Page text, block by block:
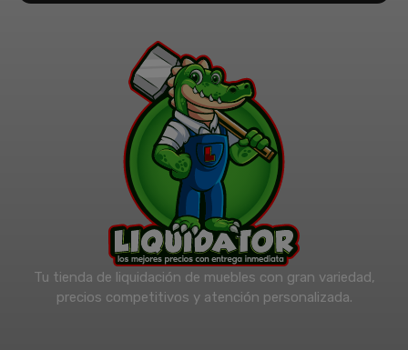
Tu tienda de liquidación de muebles con gran variedad,
precios competitivos y atención personalizada.